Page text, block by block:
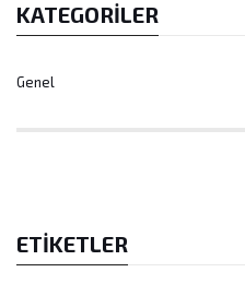
KATEGORILER
Genel
ETIKETLER